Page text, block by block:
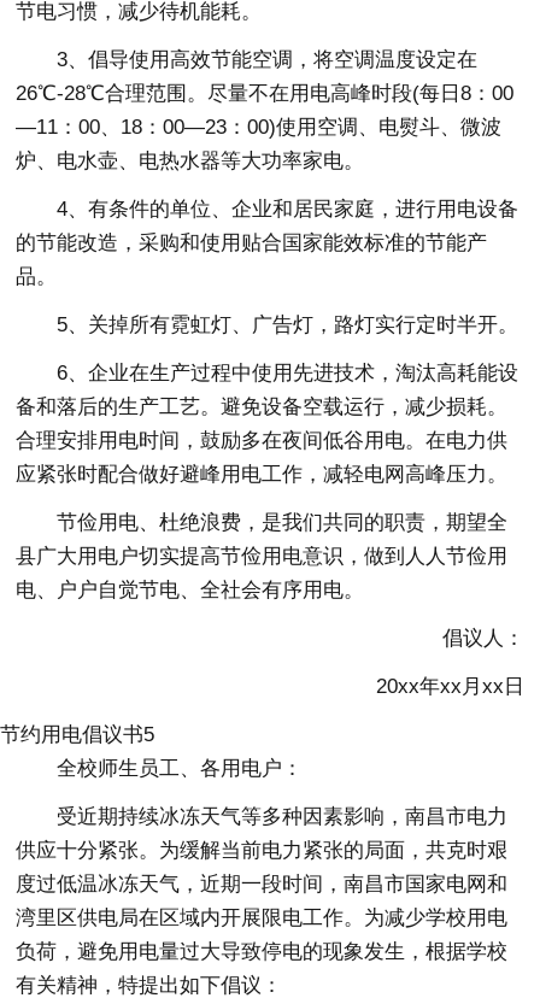
节电习惯，减少待机能耗。
3、倡导使用高效节能空调，将空调温度设定在
26℃-28℃合理范围。尽量不在用电高峰时段(每日8：00
—11：00、18：00—23：00)使用空调、电熨斗、微波
炉、电水壶、电热水器等大功率家电。
4、有条件的单位、企业和居民家庭，进行用电设备
的节能改造，采购和使用贴合国家能效标准的节能产
品。
5、关掉所有霓虹灯、广告灯，路灯实行定时半开。
6、企业在生产过程中使用先进技术，淘汰高耗能设
备和落后的生产工艺。避免设备空载运行，减少损耗。
合理安排用电时间，鼓励多在夜间低谷用电。在电力供
应紧张时配合做好避峰用电工作，减轻电网高峰压力。
节俭用电、杜绝浪费，是我们共同的职责，期望全
县广大用电户切实提高节俭用电意识，做到人人节俭用
电、户户自觉节电、全社会有序用电。
倡议人：
20xx年xx月xx日
节约用电倡议书5
全校师生员工、各用电户：
受近期持续冰冻天气等多种因素影响，南昌市电力
供应十分紧张。为缓解当前电力紧张的局面，共克时艰
度过低温冰冻天气，近期一段时间，南昌市国家电网和
湾里区供电局在区域内开展限电工作。为减少学校用电
负荷，避免用电量过大导致停电的现象发生，根据学校
有关精神，特提出如下倡议：